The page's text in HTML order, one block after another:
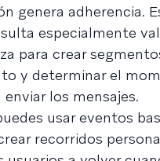
genera adherencia.
especialmente
para crear
y determinar el
los mensajes.
usar eventos
recorridos